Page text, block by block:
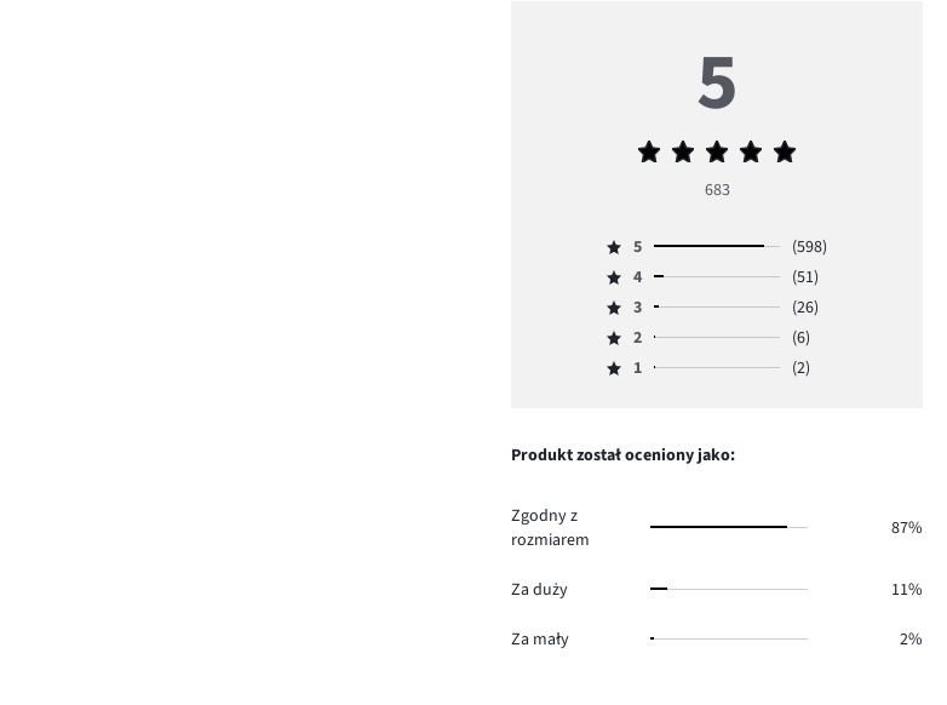
5
Średnia
5
683
Ocena
5,
ilość
głosów
5
(598)
Ocena
4,
ilość
głosów
4
(51)
Ocena
3,
ilość
3
(26)
Ocena
2,
6.
2
(6)
Ocena
głosów
1 (2)
Produkt został oceniony jako:
Zgodny z
rozmiarem
87%
Za duży 11%
Za mały 2%